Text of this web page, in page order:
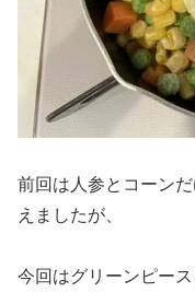
前回は人参とコーン
えましたが、
今回はグリーンピー